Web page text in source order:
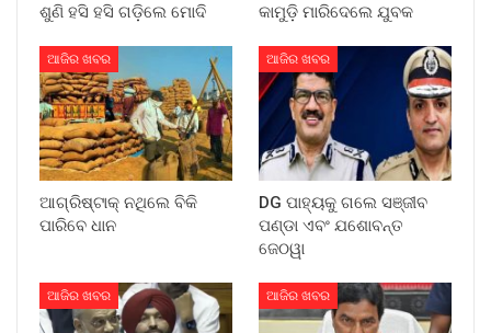
ଶୁଣି ହସି ହସି ଗଡ଼ିଲେ ମୋଦି
କାମୁଡ଼ି ମାରିଦେଲେ ଯୁବକ
ଆଜିର ଖବର
ଆଗ୍ରିଷ୍ଟାକ୍ ନଥିଲେ ବିକି
ପାରିବେ ଧାନ
ଆଜିର ଖବର
DG ପାହ୍ୟକୁ ଗଲେ ସଞ୍ଜୀବ
ପଣ୍ଡା ଏବଂ ଯଶୋବନ୍ତ
ଜେଠୱା
ଆଜିର ଖବର ଆଜିର ଖବର